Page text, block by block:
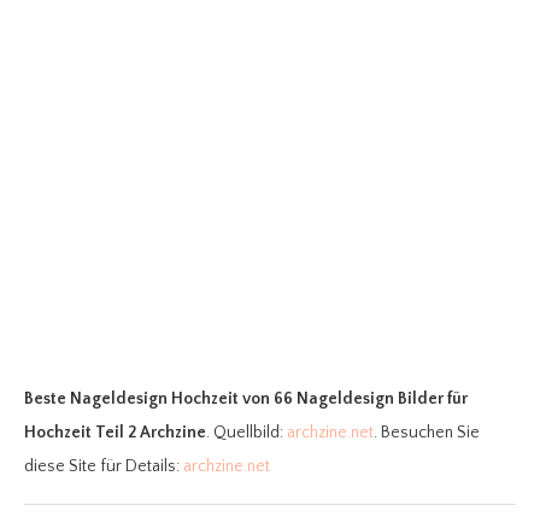
Beste Nageldesign Hochzeit von 66 Nageldesign Bilder für
Hochzeit Teil 2 Archzine. Quellbild: archzine.net. Besuchen Sie
diese Site für Details: archzine.net